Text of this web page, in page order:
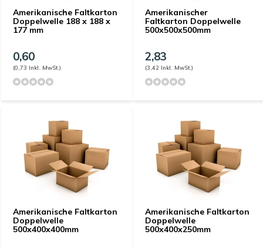
Amerikanische Faltkarton
Doppelwelle 188 x 188 x
177 mm
0,60
(0,73 Inkl. MwSt.)
Amerikanischer
Faltkarton Doppelwelle
500x500x500mm
2,83
(3,42 Inkl. MwSt.)
Amerikanische Faltkarton
Doppelwelle
500x400x400mm
Amerikanische Faltkarton
Doppelwelle
500x400x250mm